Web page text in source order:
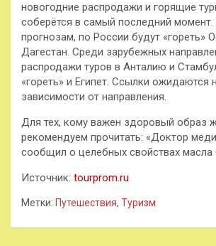
новогодние распродажи и горящие
соберётся в самый последний момент.
прогнозам, по России будут «гореть»
Дагестан. Среди зарубежных
распродажи туров в Анталию и
«гореть» и Египет. Ссылки ожидаются
зависимости от направления.
Для тех, кому важен здоровый образ
рекомендуем прочитать: «Доктор
сообщил о целебных свойствах масла
Источник: tourprom.ru
Метки: Путешествия, Туризм